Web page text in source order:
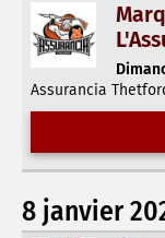
Assurancia
8 janvier